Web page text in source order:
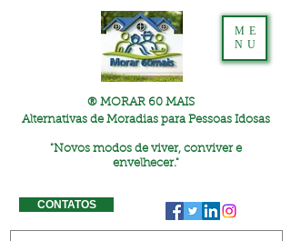
® MORAR 60 MAIS
Alternativas de Moradias para Pessoas Idosas
"Novos modos de viver, conviver e
envelhecer."
ME
NU
CONTATOS